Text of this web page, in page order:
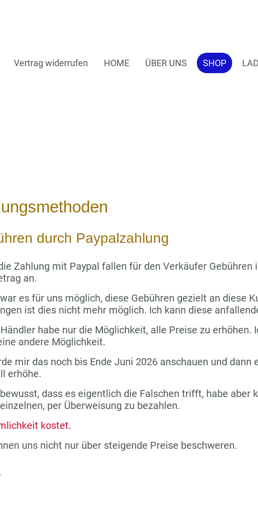
Vertrag widerrufen HOME ÜBER UNS SHOP
durch Paypalzahlung
Zahlung mit Paypal fallen für den Verkäufer Gebühren
an.
es für uns möglich, diese Gebühren gezielt an diese
ist dies nicht mehr möglich. Ich kann diese
habe nur die Möglichkeit, alle Preise zu erhöhen.
andere Möglichkeit.
mir das noch bis Ende Juni 2026 anschauen und dann
erhöhe.
dass es eigentlich die Falschen trifft, habe aber
per Überweisung zu bezahlen.
kostet.
uns nicht nur über steigende Preise beschweren.